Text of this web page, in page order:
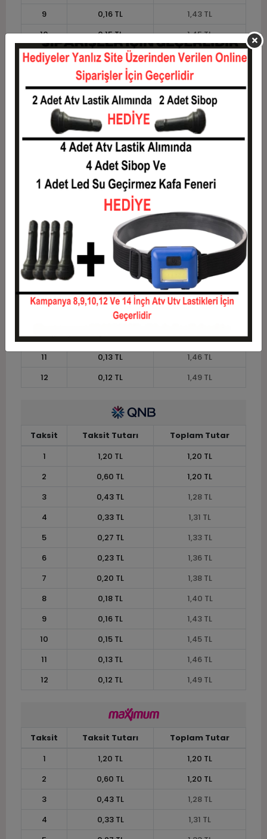
9
0,16 TL
1,43 TL
10
0,15 TL
1,45 TL
11
0,13 TL
1,46 TL
0,12 TL 1,49 TL
Taksit Taksit Tutarı
Toplam Tutar
1,20 TL
1,20 TL
0,60 TL
0,43 TL
0,33 TL
1,31 TL
5
0,27 TL
1,33 TL
0,23 TL
1,36 TL
7
1,38 TL
8
0,18 TL
1,40 TL
0,16 TL
10
0,15 TL
1,45 TL
11
0,13 TL
1,46 TL
12
0,12 TL 1,49 TL
Taksit Taksit Tutarı
Toplam Tutar
1
1,20 TL
1,20 TL
2
0,60 TL
1,20 TL
3
0,43 TL
1,28 TL
4
0,33 TL
1,31 TL
5
0,27 TL
1,33 TL
6
0,23 TL
1,36 TL
7
0,20 TL
1,38 TL
8
0,18 TL
1,40 TL
9
0,16 TL
1,43 TL
10
0,15 TL
1,45 TL
11
0,13 TL
1,46 TL
12
0,12 TL 1,49 TL
Taksit Taksit Tutarı
Toplam Tutar
1
1,20 TL
1,20 TL
2
0,60 TL
1,20 TL
3
0,43 TL
1,28 TL
4
0,33 TL
1,31 TL